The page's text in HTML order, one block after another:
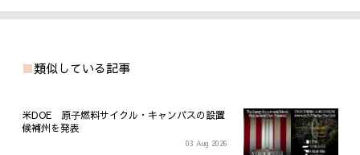
類似している記事
米DOE 原子燃料サイクル・キャンパスの設置
候補州を発表
03 Aug 2026